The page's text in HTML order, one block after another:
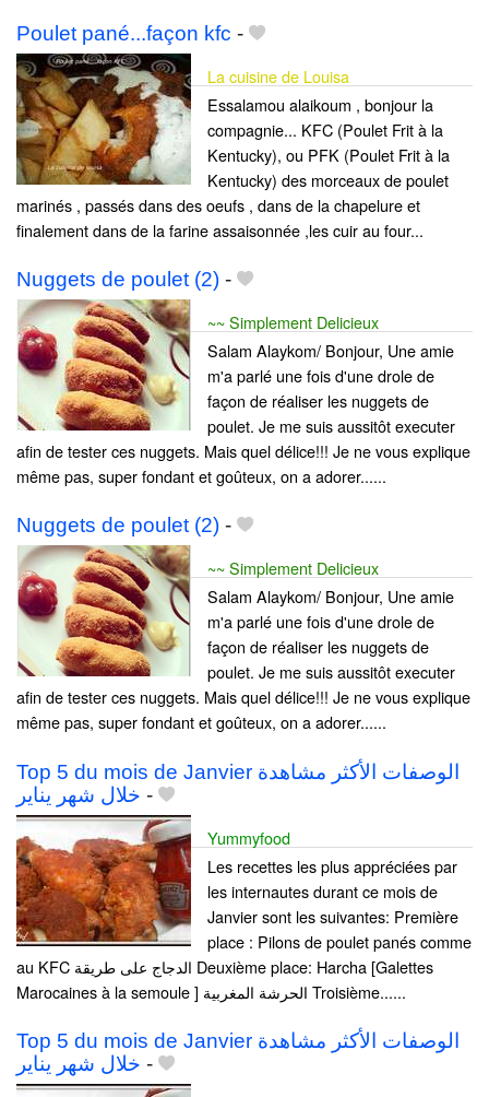
Poulet pané...façon kfc -
La cuisine de Louisa
Essalamou alaikoum , bonjour la
compagnie... KFC (Poulet Frit à la
Kentucky), ou PFK (Poulet Frit à la
Kentucky) des morceaux de poulet
marinés , passés dans des oeufs , dans de la chapelure et
finalement dans de la farine assaisonnée ,les cuir au four...
Nuggets de poulet (2) -
~~ Simplement Delicieux
Salam Alaykom/ Bonjour, Une amie
m'a parlé une fois d'une drole de
façon de réaliser les nuggets de
poulet. Je me suis aussitôt executer
afin de tester ces nuggets. Mais quel délice!!! Je ne vous explique
même pas, super fondant et goûteux, on a adorer......
Nuggets de poulet (2) -
~~ Simplement Delicieux
Salam Alaykom/ Bonjour, Une amie
m'a parlé une fois d'une drole de
façon de réaliser les nuggets de
poulet. Je me suis aussitôt executer
afin de tester ces nuggets. Mais quel délice!!! Je ne vous explique
même pas, super fondant et goûteux, on a adorer......
Top 5 du mois de Janvier الوصفات الأكثر مشاهدة
خلال شهر يناير -
Yummyfood
Les recettes les plus appréciées par
les internautes durant ce mois de
Janvier sont les suivantes: Première
place : Pilons de poulet panés comme
au KFC الدجاج على طريقة Deuxième place: Harcha [Galettes
Marocaines à la semoule ] الحرشة المغربية Troisième......
Top 5 du mois de Janvier الوصفات الأكثر مشاهدة
خلال شهر يناير -